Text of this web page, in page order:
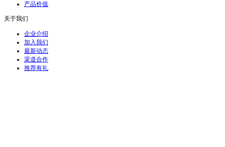
产品价值
关于我们
企业介绍
加入我们
最新动态
渠道合作
推荐有礼